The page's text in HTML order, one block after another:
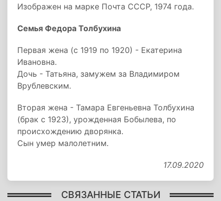
Изображен на марке Почта СССР, 1974 года.
Семья Федора Толбухина
Первая жена (с 1919 по 1920) - Екатерина
Ивановна.
Дочь - Татьяна, замужем за Владимиром
Врублевским.
Вторая жена - Тамара Евгеньевна Толбухина
(брак с 1923), урожденная Бобылева, по
происхождению дворянка.
Сын умер малолетним.
17.09.2020
СВЯЗАННЫЕ СТАТЬИ